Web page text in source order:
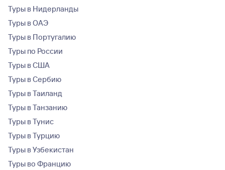
Туры в Нидерланды
Туры в ОАЭ
Туры в Португалию
Туры по России
Туры в США
Туры в Сербию
Туры в Таиланд
Туры в Танзанию
Туры в Тунис
Туры в Турцию
Туры в Узбекистан
Туры во Францию